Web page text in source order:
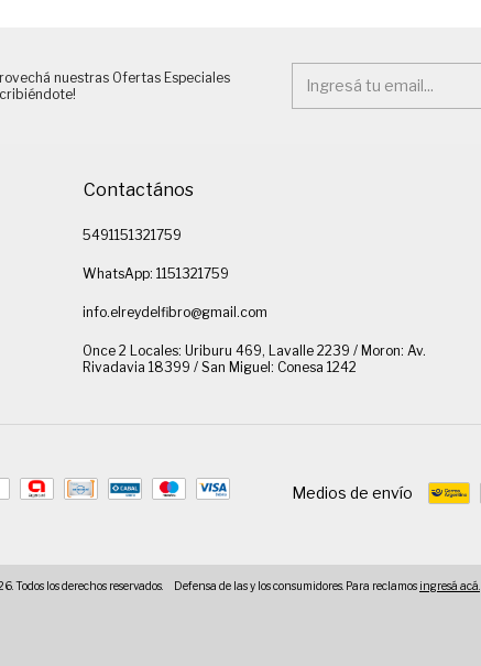
nuestras Ofertas Especiales
Contactános
5491151321759
WhatsApp: 1151321759
info.elreydelfibro@gmail.com
Once 2 Locales: Uriburu 469, Lavalle 2239 / Moron: Av.
Rivadavia 18399 / San Miguel: Conesa 1242
Medios de envío
Todos los derechos reservados. Defensa de las y los consumidores. Para reclamos ingresá acá.